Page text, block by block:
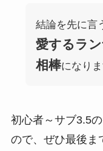
結論を先に言
愛するラ
相棒になりま
初心者～サブ3.5
ので、ぜひ最後ま